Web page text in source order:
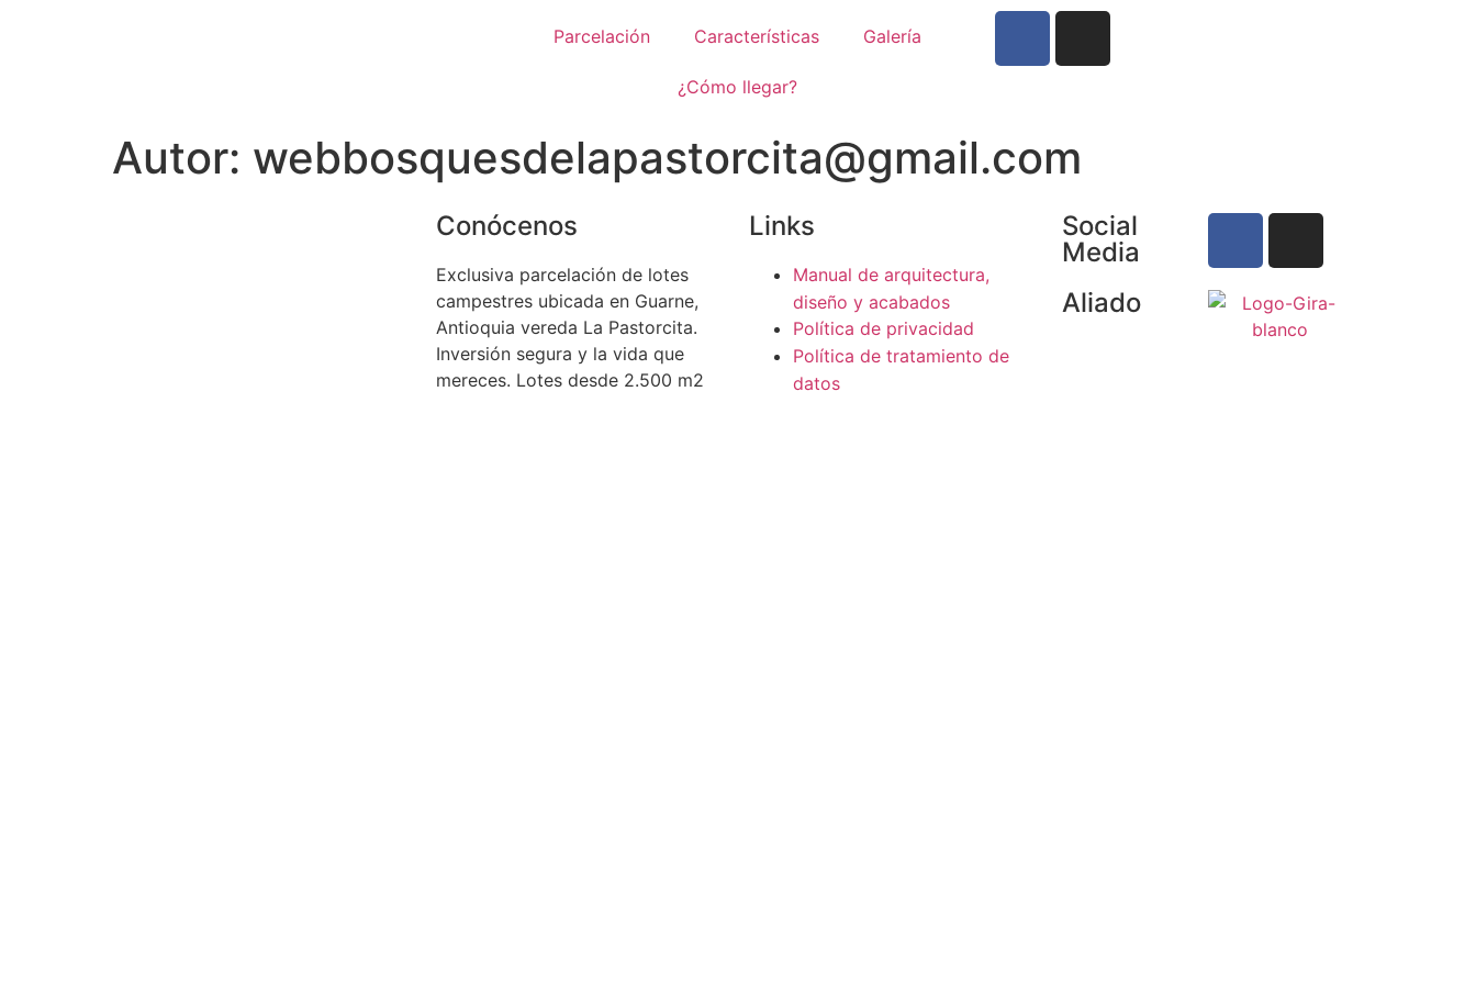
Parcelación Características Galería
¿Cómo llegar?
Autor: webbosquesdelapastorcita@gmail.com
Conócenos
Exclusiva parcelación de lotes
campestres ubicada en Guarne,
Antioquia vereda La Pastorcita.
Inversión segura y la vida que
mereces. Lotes desde 2.500 m2
Links
Manual de arquitectura,
diseño y acabados
Política de privacidad
Política de tratamiento de
datos
Social
Media
Aliado